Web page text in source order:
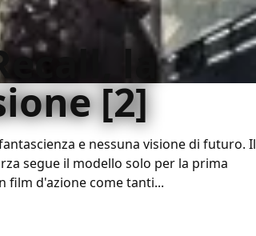
la
[2]
e nessuna visione di futuro. Il
segue il modello solo per la prima
film d'azione come tanti...